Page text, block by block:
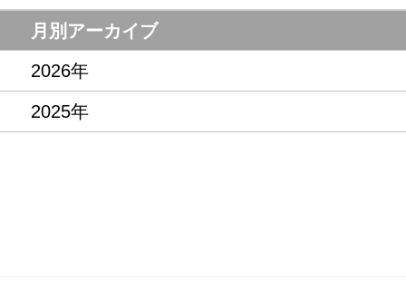
試乗車・展示車
月別アーカイブ
2026年
2025年